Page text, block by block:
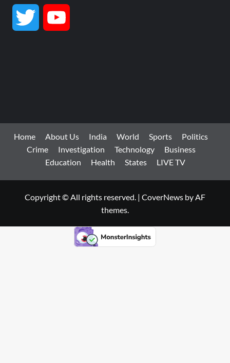
Twitter
Home About Us India World Sports
Politics
Crime
Investigation Technology
Business
Education
Health States LIVE TV
Copyright © All rights reserved. | CoverNews by AF
themes.